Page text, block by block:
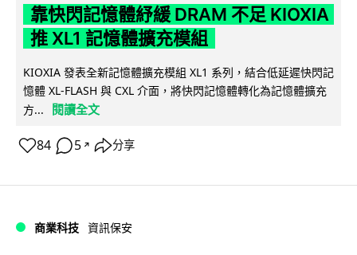
靠快閃記憶體紓緩 DRAM 不足 KIOXIA
推 XL1 記憶體擴充模組
KIOXIA 發表全新記憶體擴充模組 XL1 系列，結合低延遲快閃記
憶體 XL-FLASH 與 CXL 介面，將快閃記憶體轉化為記憶體擴充
方...
閱讀全文
84 5 ↗ 分享
商業科技 資訊保安